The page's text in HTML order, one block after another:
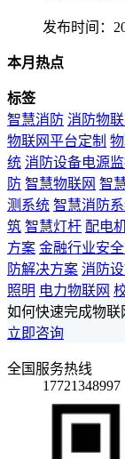
发布时间：
本月热点
标签
智慧消防 消防物联
物联网平台定制
统 消防设备电源
防 智慧物联网 智
测系统 智慧消防
筑 智慧灯杆 配电
方案 金融行业安
防解决方案 消防
照明 电力物联网
如何快速完成物
立即咨询
全国服务热线
17721348997